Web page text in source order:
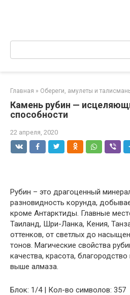
Главная » Обереги, амулеты и
Камень рубин —
способности
22 апреля, 2020
Рубин – это драгоценный
разновидность корунда,
кроме Антарктиды. Главные
Таиланд, Шри-Ланка, Кения,
оттенков, от светлых до
тонов. Магические свойства
качества, красота,
выше алмаза.
Блок: 1/4 | Кол-во символов: 357